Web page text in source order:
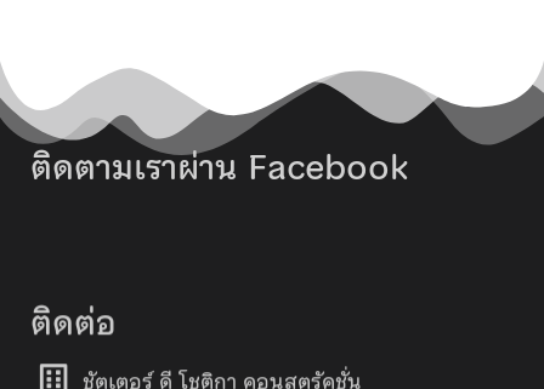
ติดตามเราผ่าน Facebook
ติดต่อ
ชัตเตอร์ ดี โชติกา คอนสตรัคชั่น